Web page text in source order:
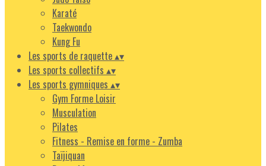
Karaté
Taekwondo
Kung Fu
Les sports de raquette▴▾
Les sports collectifs ▴▾
Les sports gymniques ▴▾
Gym Forme Loisir
Musculation
Pilates
Fitness - Remise en forme - Zumba
Taïjiquan